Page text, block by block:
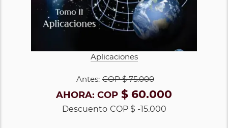
Aplicaciones
Antes: COP$ 75.000
AHORA: COP $ 60.000
Descuento COP $ -15.000